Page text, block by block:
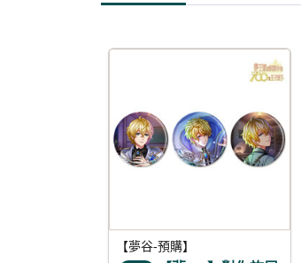
【夢谷-預購】